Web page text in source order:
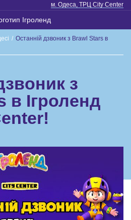
м. Одеса, ТРЦ City Center
/ Останній дзвоник з Brawl Stars в
з
в Ігроленд